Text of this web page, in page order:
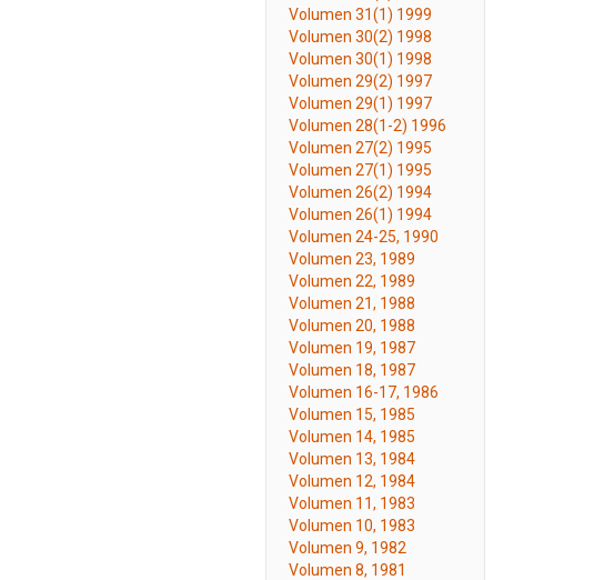
Volumen 31(1) 1999
Volumen 30(2) 1998
Volumen 30(1) 1998
Volumen 29(2) 1997
Volumen 29(1) 1997
Volumen 28(1-2) 1996
Volumen 27(2) 1995
Volumen 27(1) 1995
Volumen 26(2) 1994
Volumen 26(1) 1994
Volumen 24-25, 1990
Volumen 23, 1989
Volumen 22, 1989
Volumen 21, 1988
Volumen 20, 1988
Volumen 19, 1987
Volumen 18, 1987
Volumen 16-17, 1986
Volumen 15, 1985
Volumen 14, 1985
Volumen 13, 1984
Volumen 12, 1984
Volumen 11, 1983
Volumen 10, 1983
Volumen 9, 1982
Volumen 8, 1981